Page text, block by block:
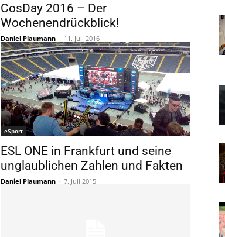
CosDay 2016 – Der
Wochenendrückblick!
Daniel Plaumann - 11. Juli 2016
eSport
ESL ONE in Frankfurt und seine
unglaublichen Zahlen und Fakten
Daniel Plaumann - 7. Juli 2015